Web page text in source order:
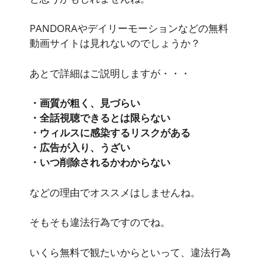
PANDORAやデイリーモーションなどの無料
動画サイトは見れないのでしょうか？
あとで詳細はご説明しますが・・・
・画質が粗く、見づらい
・全話視聴できるとは限らない
・ウィルスに感染するリスクがある
・広告が入り、うざい
・いつ削除されるかわからない
などの理由でオススメはしませんね。
そもそも違法行為ですのでね。
いくら無料で観たいからといって、違法行為